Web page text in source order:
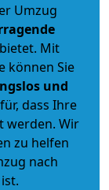
Umzug
Mit
können Sie
und
dass Ihre
werden. Wir
zu helfen
nach